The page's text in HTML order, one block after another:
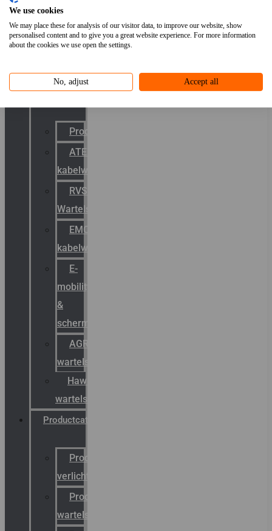
We use cookies
We may place these for analysis of our visitor data, to improve our website, show
personalised content and to give you a great website experience. For more information
about the cookies we use open the settings.
No, adjust Accept all
systemen
Laserbelijning
projectie
Kabelwartels
Productcatalogus
ATEX
kabelwartels
RVS
Wartels
EMC
kabelwartels
E-
mobility
&
schermstromen
AGRO
wartels
Hawke
wartels
Productcatalogus
Productcatalogus
verlichting
Productcatalogus
wartels